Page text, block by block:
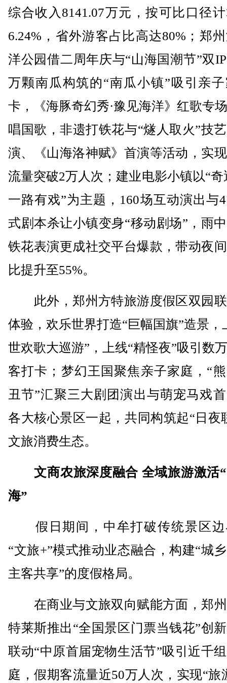
综合收入8141.07万元，按可比口径
6.24%，省外游客占比高达80%；郑
洋公园借二周年庆与“山海国潮节”双
万颗南瓜构筑的“南瓜小镇”吸引亲
卡，《海豚奇幻秀·豫见海洋》红歌专
唱国歌，非遗打铁花与“燧人取火”技
演、《山海洛神赋》首演等活动，实
流量突破2万人次；建业电影小镇以“奇
一路有戏”为主题，160场互动演出与
式剧本杀让小镇变身“移动剧场”，雨
铁花表演更成社交平台爆款，带动夜
比提升至55%。
此外，郑州方特旅游度假区双园
体验，欢乐世界打造“巨幅国旗”造景，
世欢歌大巡游”，上线“精怪夜”吸引数
客打卡；梦幻王国聚焦亲子家庭，“
丑节”汇聚三大剧团演出与萌宠马戏
各大核心景区一起，共同构筑起“日夜
文旅消费生态。
文商农旅深度融合 全域旅游激活
海”
假日期间，中牟打破传统景区边
“文旅+”模式推动业态融合，构建“城
主客共享”的度假格局。
在商业与文旅双向赋能方面，郑
特莱斯推出“全国景区门票当钱花”创
联动“中原首届宠物生活节”吸引近千
庭，假期客流量近50万人次，实现“旅